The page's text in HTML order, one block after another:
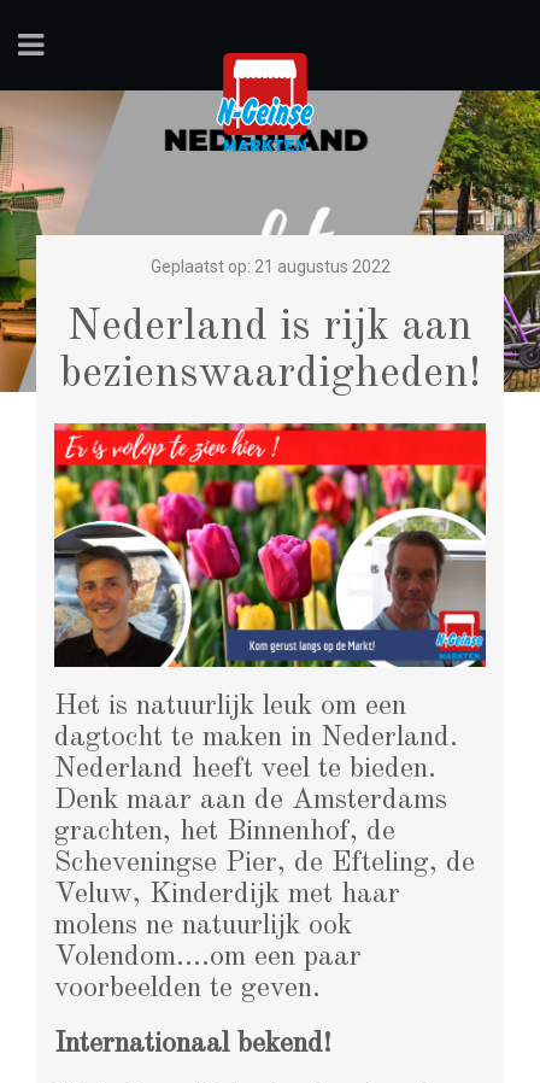
Geplaatst op: 21 augustus 2022
Nederland is rijk aan
bezienswaardigheden!
Het is natuurlijk leuk om een
dagtocht te maken in Nederland.
Nederland heeft veel te bieden.
Denk maar aan de Amsterdams
grachten, het Binnenhof, de
Scheveningse Pier, de Efteling, de
Veluw, Kinderdijk met haar
molens ne natuurlijk ook
Volendom….om een paar
voorbeelden te geven.
Internationaal bekend!